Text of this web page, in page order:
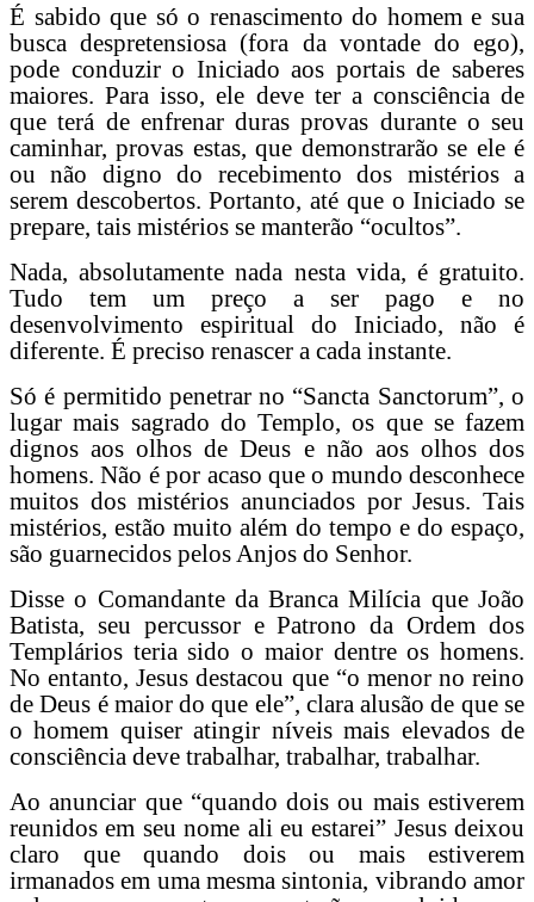
É sabido que só o renascimento do homem e sua
busca despretensiosa (fora da vontade do ego),
pode conduzir o Iniciado aos portais de saberes
maiores. Para isso, ele deve ter a consciência de
que terá de enfrenar duras provas durante o seu
caminhar, provas estas, que demonstrarão se ele é
ou não digno do recebimento dos mistérios a
serem descobertos. Portanto, até que o Iniciado se
prepare, tais mistérios se manterão “ocultos”.
Nada, absolutamente nada nesta vida, é gratuito.
Tudo tem um preço a ser pago e no
desenvolvimento espiritual do Iniciado, não é
diferente. É preciso renascer a cada instante.
Só é permitido penetrar no “Sancta Sanctorum”, o
lugar mais sagrado do Templo, os que se fazem
dignos aos olhos de Deus e não aos olhos dos
homens. Não é por acaso que o mundo desconhece
muitos dos mistérios anunciados por Jesus. Tais
mistérios, estão muito além do tempo e do espaço,
são guarnecidos pelos Anjos do Senhor.
Disse o Comandante da Branca Milícia que João
Batista, seu percussor e Patrono da Ordem dos
Templários teria sido o maior dentre os homens.
No entanto, Jesus destacou que “o menor no reino
de Deus é maior do que ele”, clara alusão de que se
o homem quiser atingir níveis mais elevados de
consciência deve trabalhar, trabalhar, trabalhar.
Ao anunciar que “quando dois ou mais estiverem
reunidos em seu nome ali eu estarei” Jesus deixou
claro que quando dois ou mais estiverem
irmanados em uma mesma sintonia, vibrando amor